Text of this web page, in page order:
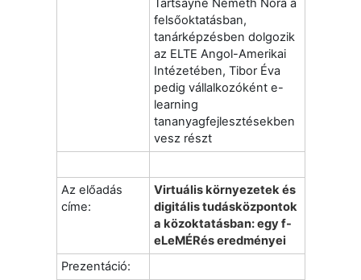
Tartsayné Németh Nóra a
felsőoktatásban,
tanárképzésben dolgozik
az ELTE Angol-Amerikai
Intézetében, Tibor Éva
pedig vállalkozóként e-
learning
tananyagfejlesztésekben
vesz részt
Az előadás
címe:
Virtuális környezetek és
digitális tudásközpontok
a közoktatásban: egy f-
eLeMÉRés eredményei
Prezentáció: